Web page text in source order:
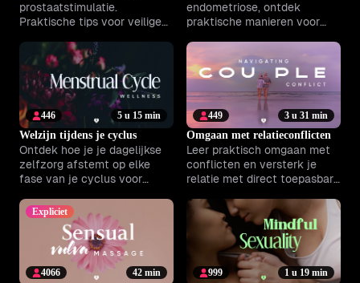
prostaatstimulatie.
Praktische tips voor veilige
optimaal genieten.
endometriose, ontdek
praktische manieren voor
vergroot je dagelijks welzijn.
5 u 15 min
446
Welzijn tijdens je cyclus
Ontdek hoe je je dagelijkse
zelfzorg afstemt op elke
fase van je cyclus voor
balans.
3 u 31 min
449
Omgaan met relatieconflicten
Leer praktisch omgaan met
conflicten en versterk je
relatie met direct toepasbare
begeleiding.
Expliciet
42 min
4066 1 u 19 min
999